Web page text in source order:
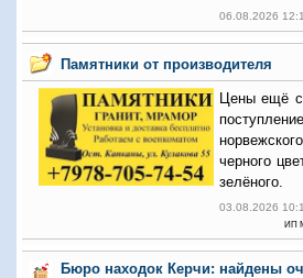
06.08.2026
Памятники от производителя
Цены ещё
черного
зелёного.
03.08.2026
ИП
Бюро находок Керчи: найдены